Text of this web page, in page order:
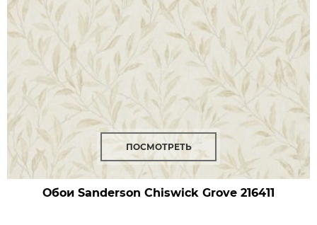
ПОСМОТРЕТЬ
Обои Sanderson Chiswick Grove 216411